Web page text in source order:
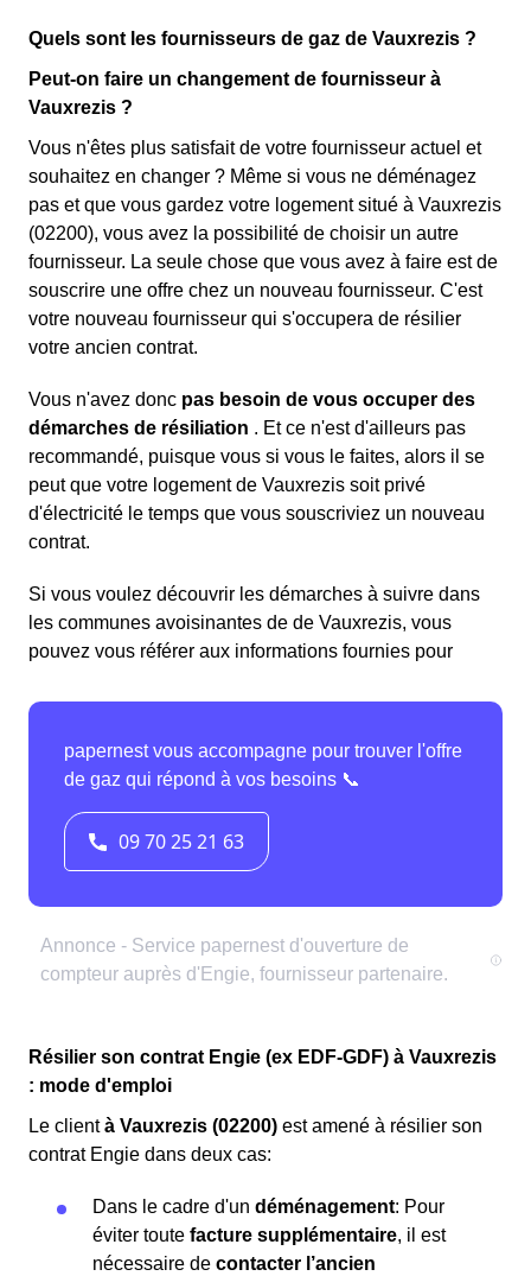
Quels sont les fournisseurs de gaz de Vauxrezis ?
Peut-on faire un changement de fournisseur à
Vauxrezis ?
Vous n'êtes plus satisfait de votre fournisseur actuel et
souhaitez en changer ? Même si vous ne déménagez
pas et que vous gardez votre logement situé à Vauxrezis
(02200), vous avez la possibilité de choisir un autre
fournisseur. La seule chose que vous avez à faire est de
souscrire une offre chez un nouveau fournisseur. C'est
votre nouveau fournisseur qui s'occupera de résilier
votre ancien contrat.
Vous n'avez donc pas besoin de vous occuper des
démarches de résiliation . Et ce n'est d'ailleurs pas
recommandé, puisque vous si vous le faites, alors il se
peut que votre logement de Vauxrezis soit privé
d'électricité le temps que vous souscriviez un nouveau
contrat.
Si vous voulez découvrir les démarches à suivre dans
les communes avoisinantes de de Vauxrezis, vous
pouvez vous référer aux informations fournies pour
Résilier son contrat Engie (ex EDF-GDF) à Vauxrezis
: mode d'emploi
Le clientà Vauxrezis (02200) est amené à résilier son
contrat Engie dans deux cas:
Dans le cadre d'un déménagement: Pour
éviter toute facture supplémentaire, il est
nécessaire de contacter l’ancien